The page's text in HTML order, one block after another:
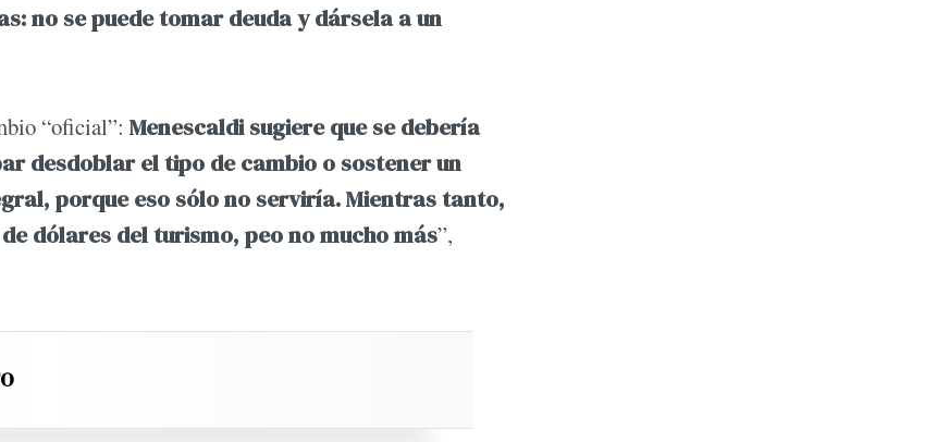
no se puede tomar deuda y dársela a un
“oficial”: Menescaldi sugiere que se debería
desdoblar el tipo de cambio o sostener un
porque eso sólo no serviría. Mientras tanto,
dólares del turismo, peo no mucho más”,